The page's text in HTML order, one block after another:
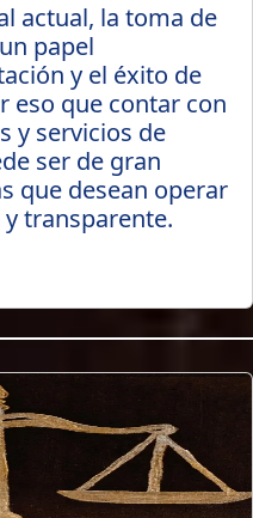
actual, la toma de
papel
y el éxito de
eso que contar con
y servicios de
ser de gran
que desean operar
transparente.